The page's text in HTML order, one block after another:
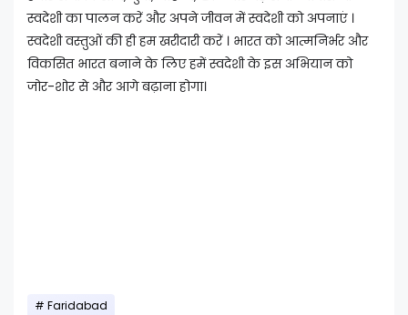
स्वदेशी का पालन करें और अपने जीवन में स्वदेशी को अपनाएं ।
स्वदेशी वस्तुओं की ही हम खरीदारी करें । भारत को आत्मनिर्भर और
विकसित भारत बनाने के लिए हमें स्वदेशी के इस अभियान को
जोर-शोर से और आगे बढ़ाना होगा।
Faridabad